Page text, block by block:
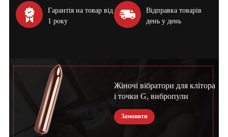
Гарантія на товар від
1 року
Відправка товарів
день у день
Жіночі вібратори для клітора
і точки G, вибропули
Замовити